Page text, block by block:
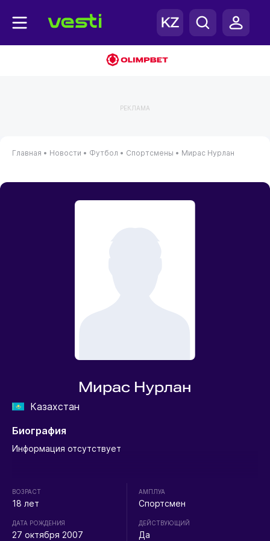
РЕКЛАМА
Главная • Новости • Футбол • Спортсмены • Мирас Нурлан
Мирас Нурлан
Казахстан
Биография
Информация отсутствует
ВОЗРАСТ
18 лет
ДАТА РОЖДЕНИЯ
27 октября 2007
АМПЛУА
Спортсмен
ДЕЙСТВУЮЩИЙ
Да